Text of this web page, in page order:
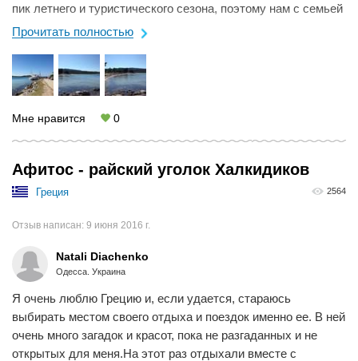
пик летнего и туристического сезона, поэтому нам с семьей
хотелось полноценно ...
Прочитать полностью
Мне нравится 0
Афитос - райский уголок Халкидиков
Греция 2564
Отзыв написан: 9 июня 2016 г.
Natali Diachenko
Одесса. Украина
Я очень люблю Грецию и, если удается, стараюсь
выбирать местом своего отдыха и поездок именно ее. В ней
очень много загадок и красот, пока не разгаданных и не
открытых для меня.На этот раз отдыхали вместе с